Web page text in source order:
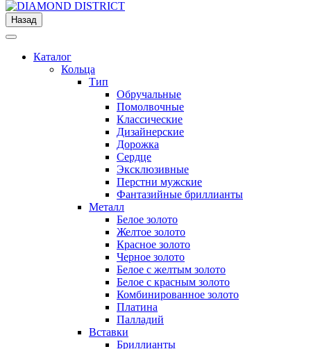
Назад
Каталог
Кольца
Тип
Обручальные
Помолвочные
Классические
Дизайнерские
Дорожка
Сердце
Эксклюзивные
Перстни мужские
Фантазийные бриллианты
Металл
Белое золото
Желтое золото
Красное золото
Черное золото
Белое с желтым золото
Белое с красным золото
Комбинированное золото
Платина
Палладий
Вставки
Бриллианты